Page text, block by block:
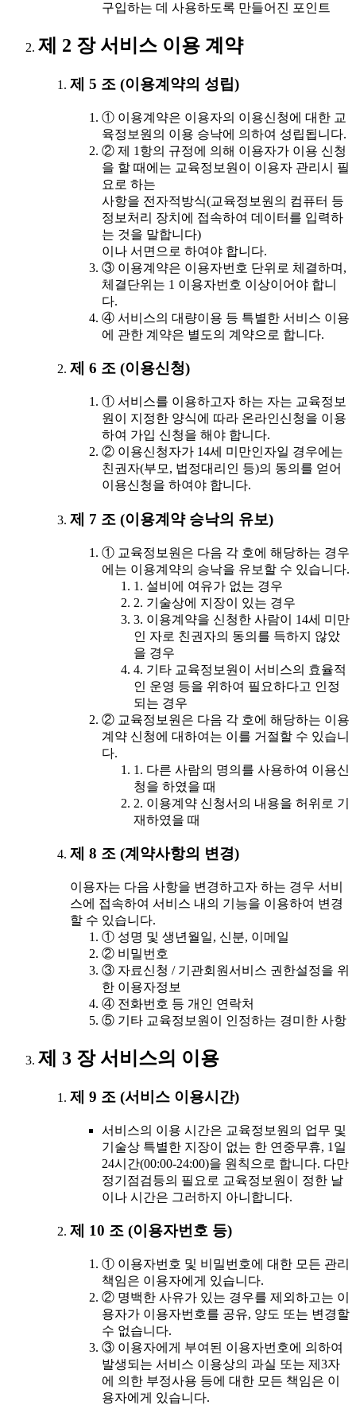
구입하는 데 사용하도록 만들어진 포인트
제 2 장 서비스 이용 계약
제 5 조 (이용계약의 성립)
① 이용계약은 이용자의 이용신청에 대한 교
육정보원의 이용 승낙에 의하여 성립됩니다.
② 제 1항의 규정에 의해 이용자가 이용 신청
을 할 때에는 교육정보원이 이용자 관리시 필
요로 하는
사항을 전자적방식(교육정보원의 컴퓨터 등
정보처리 장치에 접속하여 데이터를 입력하
는 것을 말합니다)
이나 서면으로 하여야 합니다.
③ 이용계약은 이용자번호 단위로 체결하며,
체결단위는 1 이용자번호 이상이어야 합니
다.
④ 서비스의 대량이용 등 특별한 서비스 이용
에 관한 계약은 별도의 계약으로 합니다.
제 6 조 (이용신청)
① 서비스를 이용하고자 하는 자는 교육정보
원이 지정한 양식에 따라 온라인신청을 이용
하여 가입 신청을 해야 합니다.
② 이용신청자가 14세 미만인자일 경우에는
친권자(부모, 법정대리인 등)의 동의를 얻어
이용신청을 하여야 합니다.
제 7 조 (이용계약 승낙의 유보)
① 교육정보원은 다음 각 호에 해당하는 경우
에는 이용계약의 승낙을 유보할 수 있습니다.
1. 설비에 여유가 없는 경우
2. 기술상에 지장이 있는 경우
3. 이용계약을 신청한 사람이 14세 미만
인 자로 친권자의 동의를 득하지 않았
을 경우
4. 기타 교육정보원이 서비스의 효율적
인 운영 등을 위하여 필요하다고 인정
되는 경우
② 교육정보원은 다음 각 호에 해당하는 이용
계약 신청에 대하여는 이를 거절할 수 있습니
다.
1. 다른 사람의 명의를 사용하여 이용신
청을 하였을 때
2. 이용계약 신청서의 내용을 허위로 기
재하였을 때
제 8 조 (계약사항의 변경)
이용자는 다음 사항을 변경하고자 하는 경우 서비
스에 접속하여 서비스 내의 기능을 이용하여 변경
할 수 있습니다.
① 성명 및 생년월일, 신분, 이메일
② 비밀번호
③ 자료신청 / 기관회원서비스 권한설정을 위
한 이용자정보
④ 전화번호 등 개인 연락처
⑤ 기타 교육정보원이 인정하는 경미한 사항
제 3 장 서비스의 이용
제 9 조 (서비스 이용시간)
서비스의 이용 시간은 교육정보원의 업무 및
기술상 특별한 지장이 없는 한 연중무휴, 1일
24시간(00:00-24:00)을 원칙으로 합니다. 다만
정기점검등의 필요로 교육정보원이 정한 날
이나 시간은 그러하지 아니합니다.
제 10 조 (이용자번호 등)
① 이용자번호 및 비밀번호에 대한 모든 관리
책임은 이용자에게 있습니다.
② 명백한 사유가 있는 경우를 제외하고는 이
용자가 이용자번호를 공유, 양도 또는 변경할
수 없습니다.
③ 이용자에게 부여된 이용자번호에 의하여
발생되는 서비스 이용상의 과실 또는 제3자
에 의한 부정사용 등에 대한 모든 책임은 이
용자에게 있습니다.